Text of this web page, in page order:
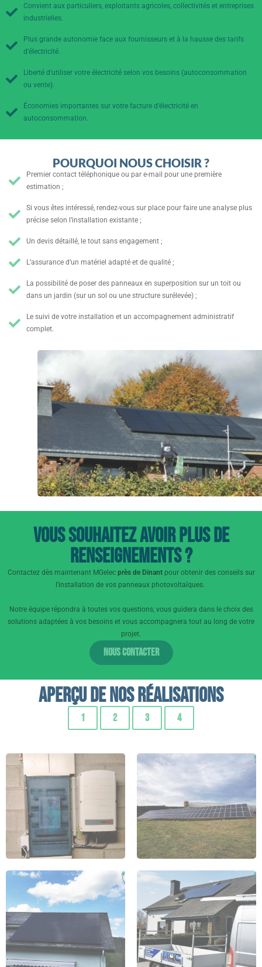
Convient aux particuliers, exploitants agricoles, collectivités et entreprises
industrielles.
Plus grande autonomie face aux fournisseurs et à la hausse des tarifs
d’électricité.
Liberté d’utiliser votre électricité selon vos besoins (autoconsommation
ou vente).
Économies importantes sur votre facture d’électricité en
autoconsommation.
POURQUOI NOUS CHOISIR ?
Premier contact téléphonique ou par e-mail pour une première
estimation ;
Si vous êtes intéressé, rendez-vous sur place pour faire une analyse plus
précise selon l’installation existante ;
Un devis détaillé, le tout sans engagement ;
L’assurance d’un matériel adapté et de qualité ;
La possibilité de poser des panneaux en superposition sur un toit ou
dans un jardin (sur un sol ou une structure surélevée) ;
Le suivi de votre installation et un accompagnement administratif
complet.
Vous souhaitez avoir plus de
renseignements ?
Contactez dès maintenant MGelec près de Dinantpour obtenir des conseils sur
l’installation de vos panneaux photovoltaïques.
Notre équipe répondra à toutes vos questions, vous guidera dans le choix des
solutions adaptées à vos besoins et vous accompagnera tout au long de votre
projet.
Nous contacter
Aperçu de nos réalisations
1 2 3 4